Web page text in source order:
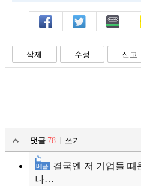
페북 트윗 밴드
삭제 수정 신고
댓글 78
쓰기
베플
결국엔 저 기업들 때
나…